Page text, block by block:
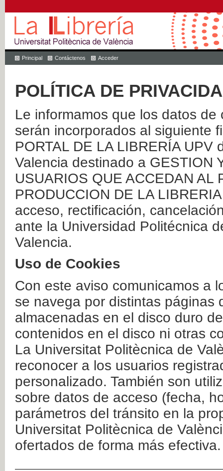
Principal Contáctenos Acceder
POLÍTICA DE
Le informamos que los datos
serán incorporados al siguiente
PORTAL DE LA LIBRERÍA
Valencia destinado a GESTION
USUARIOS QUE ACCEDAN AL
PRODUCCION DE LA
acceso, rectificación,
ante la Universidad Politécnica
Valencia.
Uso de Cookies
Con este aviso comunicamos a
se navega por distintas páginas
almacenadas en el disco duro
contenidos en el disco ni otras
La Universitat Politècnica de
reconocer a los usuarios
personalizado. También son
sobre datos de acceso (fecha,
parámetros del tránsito en la
Universitat Politècnica de
ofertados de forma más efectiva.